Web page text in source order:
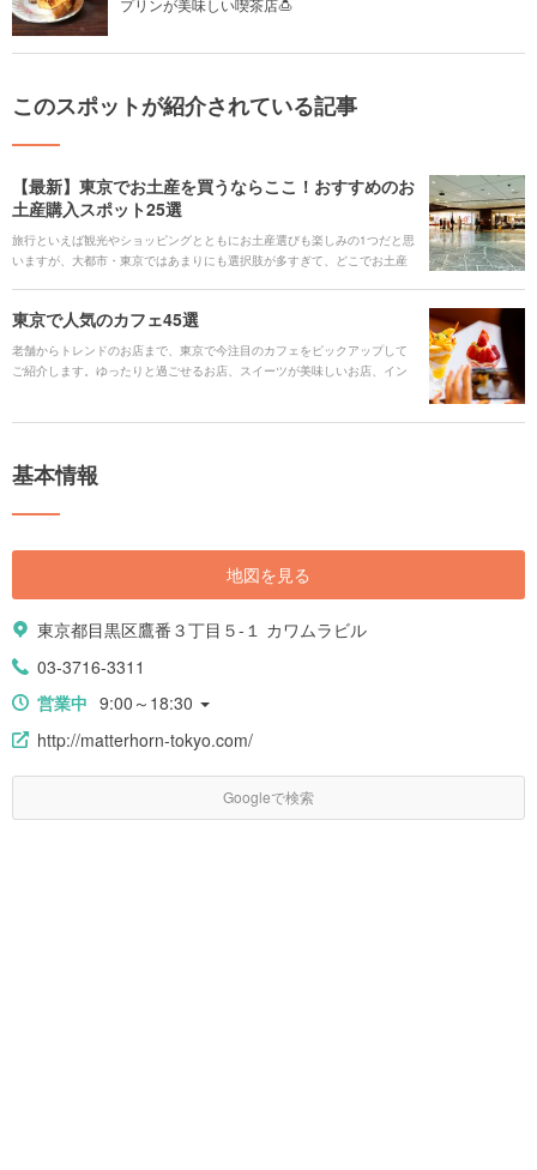
このスポットが紹介されている記事
【最新】東京でお土産を買うならここ！おすすめのお
土産購入スポット25選
旅行といえば観光やショッピングとともにお土産選びも楽しみの1つだと思
いますが、大都市・東京ではあまりにも選択肢が多すぎて、どこでお土産
お菓子店まで、東京のお土産が購入できるスポットをご紹介します。ぜひ
参考にして、さらに東京旅行を満喫してください。
東京で人気のカフェ45選
老舗からトレンドのお店まで、東京で今注目のカフェをピックアップして
ご紹介します。ゆったりと過ごせるお店、スイーツが美味しいお店、イン
基本情報
地図を見る
東京都目黒区鷹番３丁目５-１ カワムラビル
03-3716-3311
営業中 9:00～18:30
http://matterhorn-tokyo.com/
Googleで検索